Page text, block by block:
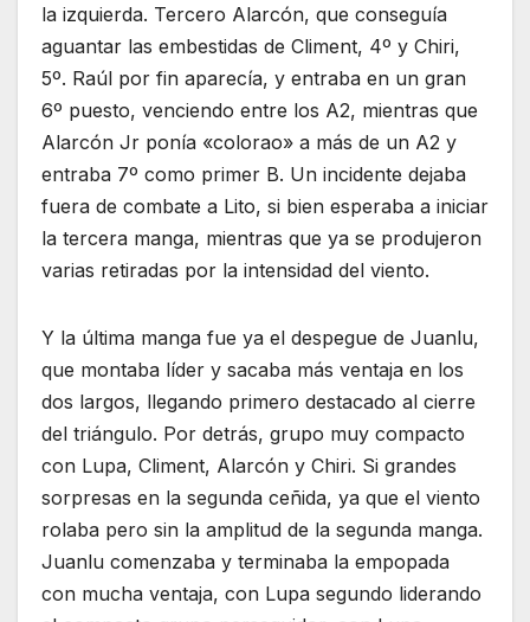
la izquierda. Tercero Alarcón, que conseguía
aguantar las embestidas de Climent, 4º y Chiri,
5º. Raúl por fin aparecía, y entraba en un gran
6º puesto, venciendo entre los A2, mientras que
Alarcón Jr ponía «colorao» a más de un A2 y
entraba 7º como primer B. Un incidente dejaba
fuera de combate a Lito, si bien esperaba a iniciar
la tercera manga, mientras que ya se produjeron
varias retiradas por la intensidad del viento.
Y la última manga fue ya el despegue de Juanlu,
que montaba líder y sacaba más ventaja en los
dos largos, llegando primero destacado al cierre
del triángulo. Por detrás, grupo muy compacto
con Lupa, Climent, Alarcón y Chiri. Si grandes
sorpresas en la segunda ceñida, ya que el viento
rolaba pero sin la amplitud de la segunda manga.
Juanlu comenzaba y terminaba la empopada
con mucha ventaja, con Lupa segundo liderando